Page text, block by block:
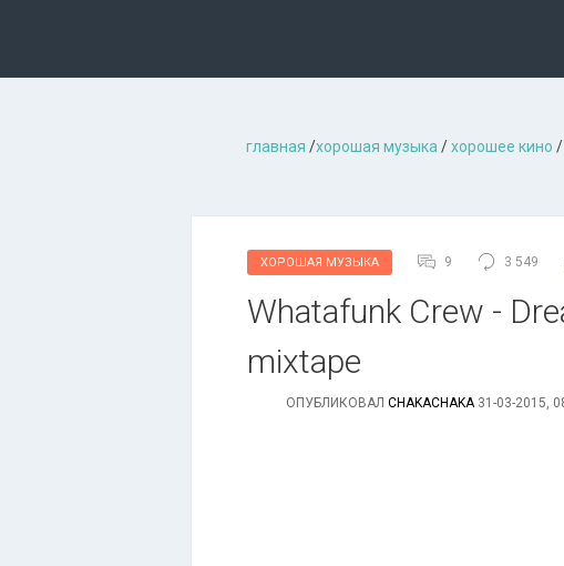
главная /хорошая музыкa /хорошее кино /
ХОРОШАЯ МУЗЫКА 9 3 549
Whatafunk Crew -
mixtape
ОПУБЛИКОВАЛ CHAKACHAKA31-03-2015,